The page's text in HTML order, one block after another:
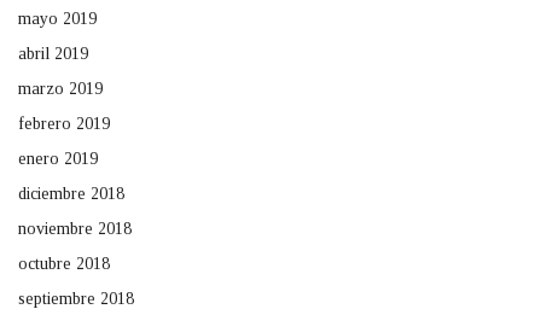
mayo 2019
abril 2019
marzo 2019
febrero 2019
enero 2019
diciembre 2018
noviembre 2018
octubre 2018
septiembre 2018